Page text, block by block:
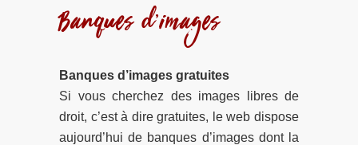
Banques d’images
Banques d’images gratuites
Si vous cherchez des images libres de
droit, c’est à dire gratuites, le web dispose
aujourd’hui de banques d’images dont la